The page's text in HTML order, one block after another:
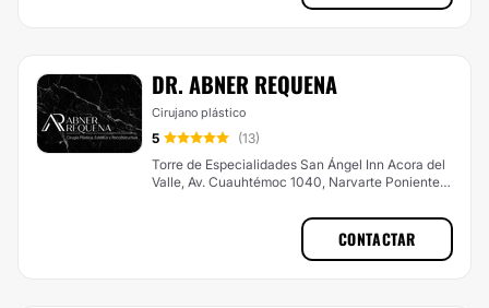
DR. ABNER REQUENA
Cirujano plástico
5
(13)
Torre de Especialidades San Ángel Inn Acora del
Valle, Av. Cuauhtémoc 1040, Narvarte Poniente,
CONTACTAR